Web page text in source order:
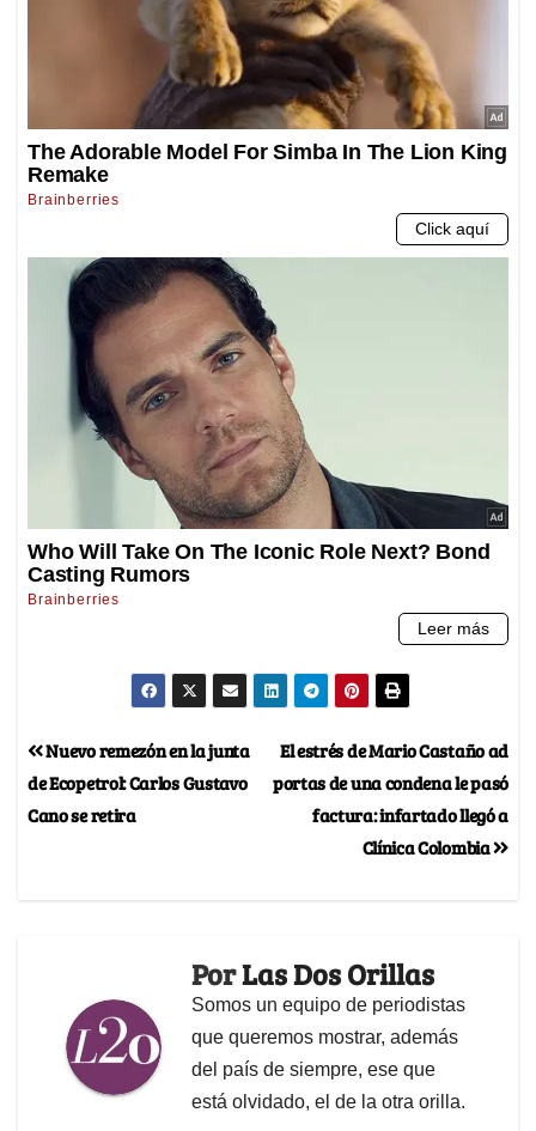
El estrés de Mario Castaño ad
portas de una condena le pasó
factura: infartado llegó a
Clínica Colombia
Nuevo remezón en la junta
de Ecopetrol: Carlos Gustavo
Cano se retira
PorLas Dos Orillas
Somos un equipo de periodistas
que queremos mostrar, además
del país de siempre, ese que
está olvidado, el de la otra orilla.